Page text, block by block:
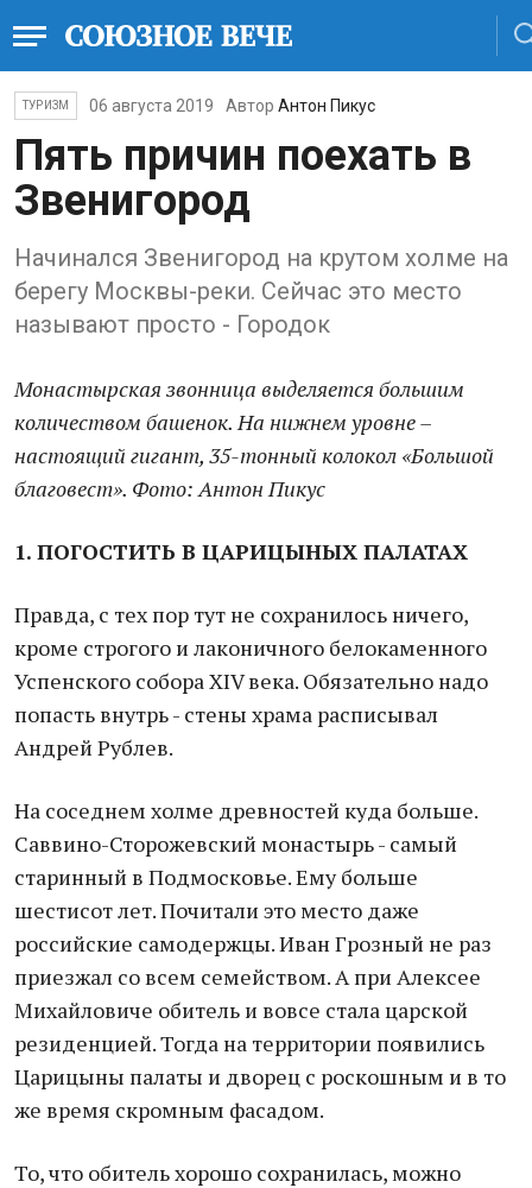
ТУРИЗМ 06 августа 2019 АвторАнтон Пикус
Пять причин поехать в
Звенигород
Начинался Звенигород на крутом холме на
берегу Москвы-реки. Сейчас это место
называют просто - Городок
Монастырская звонница выделяется большим
количеством башенок. На нижнем уровне –
настоящий гигант, 35-тонный колокол «Большой
благовест». Фото: Антон Пикус
1. ПОГОСТИТЬ В ЦАРИЦЫНЫХ ПАЛАТАХ
Правда, с тех пор тут не сохранилось ничего,
кроме строгого и лаконичного белокаменного
Успенского собора XIV века. Обязательно надо
попасть внутрь - стены храма расписывал
Андрей Рублев.
На соседнем холме древностей куда больше.
Саввино-Сторожевский монастырь - самый
старинный в Подмосковье. Ему больше
шестисот лет. Почитали это место даже
российские самодержцы. Иван Грозный не раз
приезжал со всем семейством. А при Алексее
Михайловиче обитель и вовсе стала царской
резиденцией. Тогда на территории появились
Царицыны палаты и дворец с роскошным и в то
же время скромным фасадом.
То, что обитель хорошо сохранилась, можно